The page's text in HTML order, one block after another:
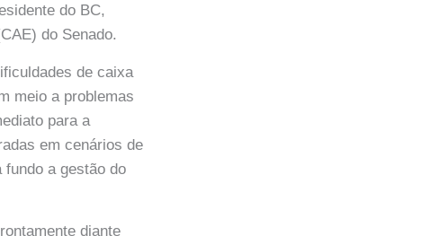
do BC,
do Senado.
de caixa
meio a problemas
para a
em cenários de
a gestão do
diante